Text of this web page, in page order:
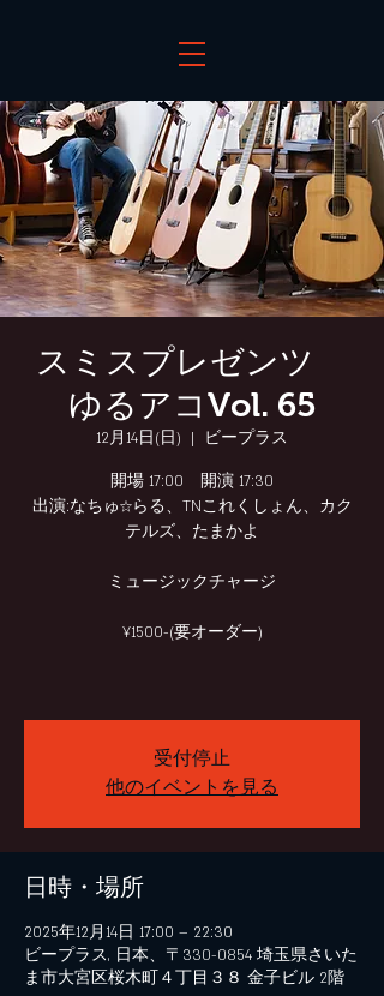
スミスプレゼンツ
ゆるアコVol. 65
12月14日(日)
  |
ビープラス
開場 17:00 開演 17:30
出演:なちゅ☆らる、TNこれくしょん、カク
テルズ、たまかよ
ミュージックチャージ
¥1500-(要オーダー)
受付停止
他のイベントを見る
日時・場所
2025年12月14日 17:00 – 22:30
ビープラス, 日本、〒330-0854 埼玉県さいた
ま市大宮区桜木町４丁目３８ 金子ビル 2階